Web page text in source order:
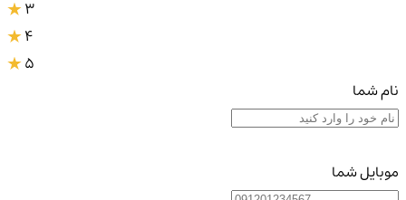
3
4
5
نام شما
موبایل شما